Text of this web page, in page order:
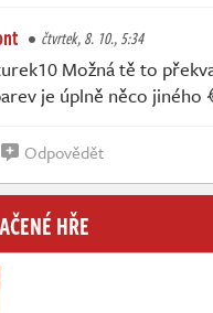
čtvrtek, 8. 10., 5:34
Možná tě to
je úplně něco jiného
Odpovědět
HŘE